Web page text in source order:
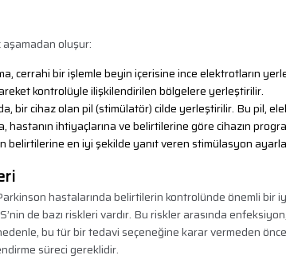
oluşur:
cerrahi bir işlemle beyin içerisine ince elektrotların
kontrolüyle ilişkilendirilen bölgelere yerleştirilir.
bir cihaz olan pil (stimülatör) cilde yerleştirilir. Bu pil,
hastanın ihtiyaçlarına ve belirtilerine göre cihazın
belirtilerine en iyi şekilde yanıt veren stimülasyon
hastalarında belirtilerin kontrolünde önemli bir
de bazı riskleri vardır. Bu riskler arasında
bu tür bir tedavi seçeneğine karar vermeden
süreci gereklidir.